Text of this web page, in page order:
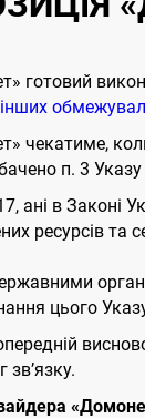
готовий
чекатиме,
п. 3
ані в Законі
ресурсів та
цього
зв’язку.